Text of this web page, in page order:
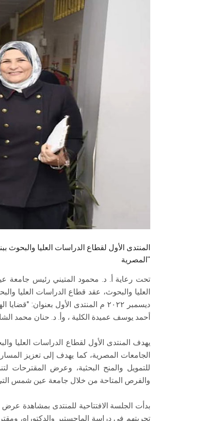
المنتدى الأول لقطاع الدراسات العليا والبحوث
المصرية"
تحت رعاية أ. د. محمود المتيني رئيس جامعة
ديسمبر ٢٠٢٢ م المنتدى الأول بعنوان:
أحمد يوسف عميدة الكلية ، وأ. د. حنان محمد
يهدف المنتدى الأول لقطاع الدراسات العليا
الجامعات المصرية، كما يهدف إلى تعزيز
للتمويل والمنح البحثية، وعرض المقترحات
والفرص المتاحة من خلال جامعة عين شمس
بدأت الجلسة الافتتاحية للمنتدى بمشاهدة
تجربتهم فى دراسة الماجستير والدكتوراه،